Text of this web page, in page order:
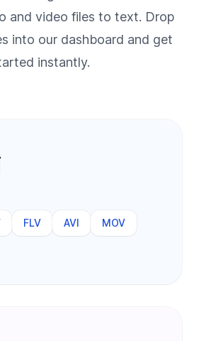
and video files to text. Drop
into our dashboard and get
instantly.
FLV AVI MOV